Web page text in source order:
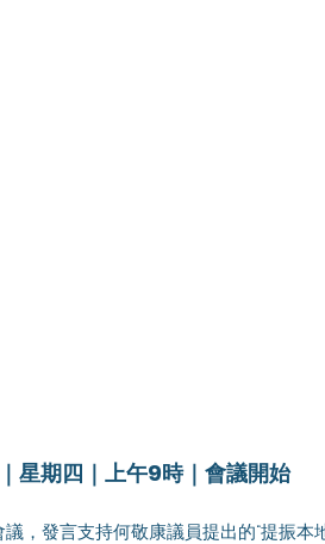
星期四｜上午9時｜會議開始